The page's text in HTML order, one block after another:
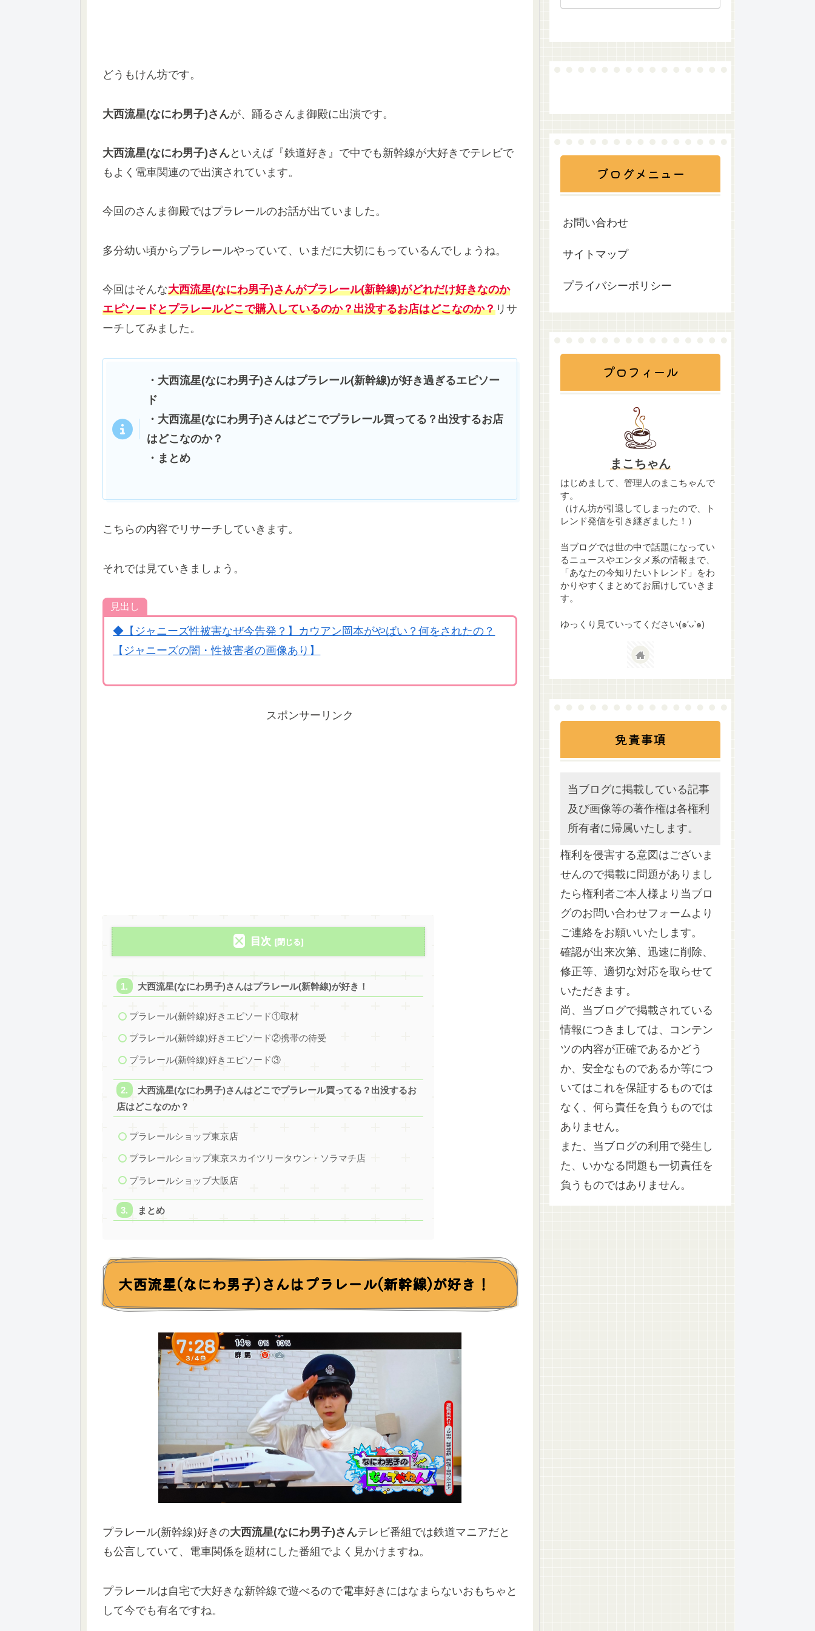
どうもけん坊です。
大西流星(なにわ男子)さんが、踊るさんま御殿に出演です。
大西流星(なにわ男子)さんといえば『鉄道好き』で中でも新幹線が大好きでテレビで
もよく電車関連ので出演されています。
今回のさんま御殿ではプラレールのお話が出ていました。
多分幼い頃からプラレールやっていて、いまだに大切にもっているんでしょうね。
今回はそんな大西流星(なにわ男子)さんがプラレール(新幹線)がどれだけ好きなのか
エピソードとプラレールどこで購入しているのか？出没するお店はどこなのか？ リサ
ーチしてみました。
・大西流星(なにわ男子)さんはプラレール(新幹線)が好き過ぎるエピソー
ド
・大西流星(なにわ男子)さんはどこでプラレール買ってる？出没するお店
はどこなのか？
・まとめ
こちらの内容でリサーチしていきます。
それでは見ていきましょう。
見出し
◆【ジャニーズ性被害なぜ今告発？】カウアン岡本がやばい？何をされたの？
【ジャニーズの闇・性被害者の画像あり】
スポンサーリンク
目次
大西流星(なにわ男子)さんはプラレール(新幹線)が好き！
プラレール(新幹線)好きエピソード①取材
プラレール(新幹線)好きエピソード②携帯の待受
プラレール(新幹線)好きエピソード③
大西流星(なにわ男子)さんはどこでプラレール買ってる？出没するお
店はどこなのか？
プラレールショップ東京店
プラレールショップ東京スカイツリータウン・ソラマチ店
プラレールショップ大阪店
まとめ
大西流星(なにわ男子)さんはプラレール(新幹線)が好き！
プラレール(新幹線)好きの大西流星(なにわ男子)さんテレビ番組では鉄道マニアだと
も公言していて、電車関係を題材にした番組でよく見かけますね。
プラレールは自宅で大好きな新幹線で遊べるので電車好きにはなまらないおもちゃと
して今でも有名ですね。
ブログメニュー
お問い合わせ
サイトマップ
プライバシーポリシー
プロフィール
まこちゃん
はじめまして、管理人のまこちゃんで
す。
（けん坊が引退してしまったので、ト
レンド発信を引き継ぎました！）
当ブログでは世の中で話題になってい
るニュースやエンタメ系の情報まで、
「あなたの今知りたいトレンド」をわ
かりやすくまとめてお届けしていきま
す。
ゆっくり見ていってください(๑′ᴗ‵๑)
免責事項
当ブログに掲載している記事
及び画像等の著作権は各権利
所有者に帰属いたします。
権利を侵害する意図はございま
せんので掲載に問題がありまし
たら権利者ご本人様より当ブロ
グのお問い合わせフォームより
ご連絡をお願いいたします。
確認が出来次第、迅速に削除、
修正等、適切な対応を取らせて
いただきます。
尚、当ブログで掲載されている
情報につきましては、コンテン
ツの内容が正確であるかどう
か、安全なものであるか等につ
いてはこれを保証するものでは
なく、何ら責任を負うものでは
ありません。
また、当ブログの利用で発生し
た、いかなる問題も一切責任を
負うものではありません。